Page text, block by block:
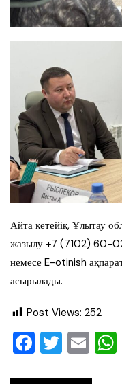
Айта кетейік, Ұлытау
жазылу +7 (7102) 60-
немесе E-otinish
асырылады.
Post Views: 252
F T E